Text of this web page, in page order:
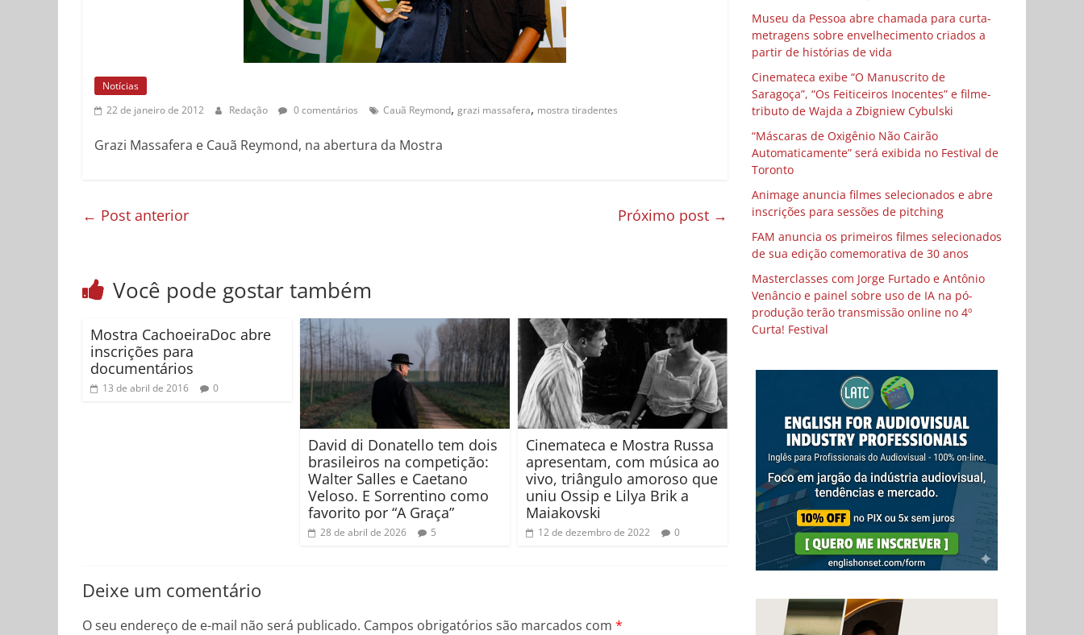
Notícias
22 de janeiro de 2012
Redação 0 comentários Cauã Reymond, grazi massafera, mostra tiradentes
Grazi Massafera e Cauã Reymond, na abertura da Mostra
← Post anterior Próximo post →
Você pode gostar também
Mostra CachoeiraDoc abre
inscrições para
documentários
13 de abril de 2016 0
David di Donatello tem dois
brasileiros na competição:
Walter Salles e Caetano
Veloso. E Sorrentino como
favorito por “A Graça”
28 de abril de 2026 5
Cinemateca e Mostra Russa
apresentam, com música ao
vivo, triângulo amoroso que
uniu Ossip e Lilya Brik a
Maiakovski
12 de dezembro de 2022 0
Deixe um comentário
O seu endereço de e-mail não será publicado. Campos obrigatórios são marcados com *
Museu da Pessoa abre chamada para curta-
metragens sobre envelhecimento criados a
partir de histórias de vida
Cinemateca exibe “O Manuscrito de
Saragoça”, “Os Feiticeiros Inocentes” e filme-
tributo de Wajda a Zbigniew Cybulski
“Máscaras de Oxigênio Não Cairão
Automaticamente” será exibida no Festival de
Toronto
Animage anuncia filmes selecionados e abre
inscrições para sessões de pitching
FAM anuncia os primeiros filmes selecionados
de sua edição comemorativa de 30 anos
Masterclasses com Jorge Furtado e Antônio
Venâncio e painel sobre uso de IA na pó-
produção terão transmissão online no 4º
Curta! Festival